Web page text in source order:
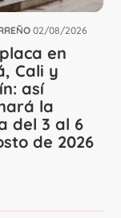
02/08/2026
en
Cali y
así
la
del 3 al 6
de 2026